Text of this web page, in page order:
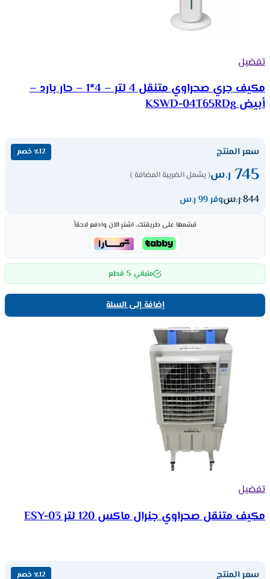
تفضيل
مكيف جري صحراوي متنقل 4 لتر – 4*1 – حار بارد –
أبيض KSWD-04T65RDg
سعر المنتج ٪12 خصم
745 ر.س( يشمل الضريبة المضافة )
844ر.سوفر 99 ر.س
قسّمها على طريقتك، اشترِ الآن وادفع لاحقاً
متبقي 5 قطع
إضافة إلى السلة
تفضيل
مكيف متنقل صحراوي جنرال ماكس 120 لتر ESY-03
سعر المنتج ٪12 خصم